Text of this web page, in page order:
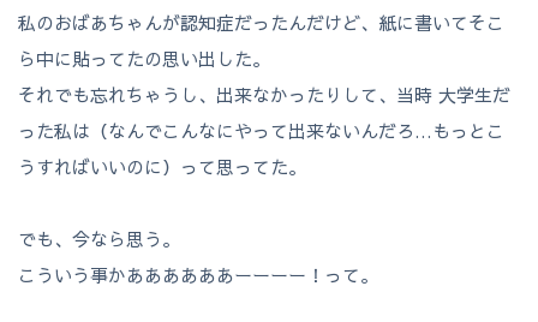
私のおばあちゃんが認知症だったんだけど、紙に書いてそこ
ら中に貼ってたの思い出した。
それでも忘れちゃうし、出来なかったりして、当時 大学生だ
った私は（なんでこんなにやって出来ないんだろ…もっとこ
うすればいいのに）って思ってた。
でも、今なら思う。
こういう事かああああああーーーー！って。